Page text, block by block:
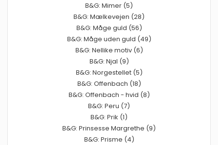
B&G: Mimer (5)
B&G: Mælkevejen (28)
B&G: Måge guld (56)
B&G: Måge uden guld (49)
B&G: Nellike motiv (6)
B&G: Njal (9)
B&G: Norgestellet (5)
B&G: Offenbach (18)
B&G: Offenbach - hvid (8)
B&G: Peru (7)
B&G: Prik (1)
B&G: Prinsesse Margrethe (9)
B&G: Prisme (4)